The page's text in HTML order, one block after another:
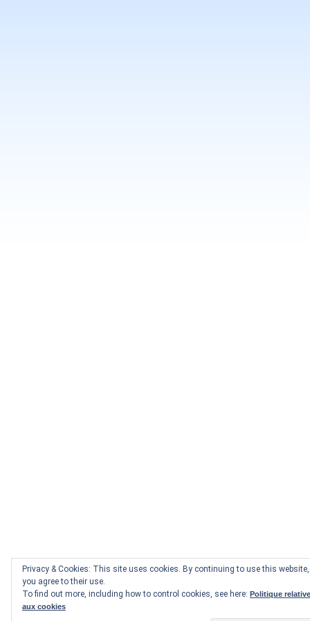
Privacy & Cookies: This site uses cookies. By continuing to use this website,
you agree to their use.
To find out more, including how to control cookies, see here: Politique relative
aux cookies